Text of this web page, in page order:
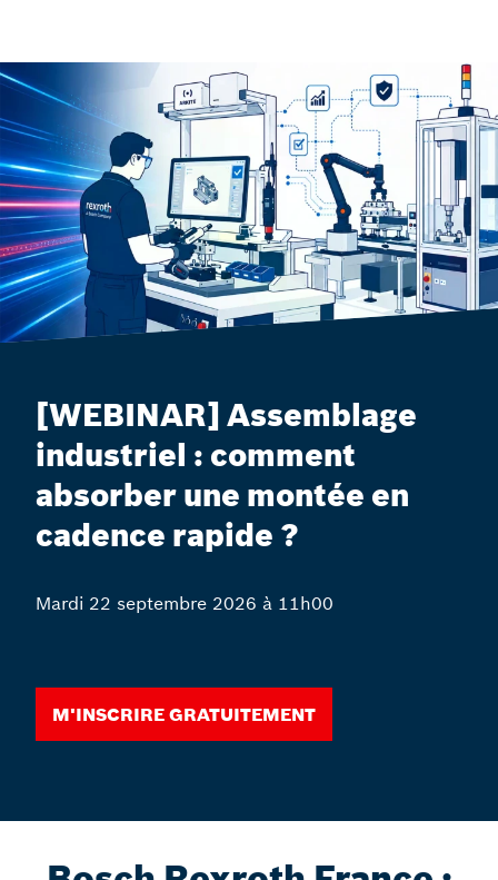
[WEBINAR] Assemblage
industriel : comment
absorber une montée en
cadence rapide ?
Mardi 22 septembre 2026 à 11h00
M'inscrire gratuitement